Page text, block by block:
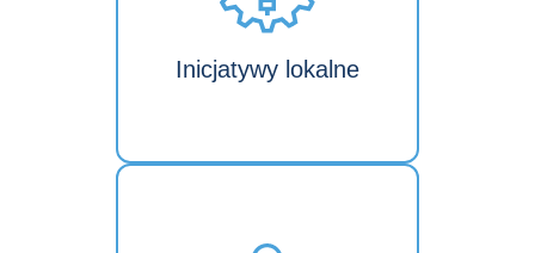
Inicjatywy lokalne